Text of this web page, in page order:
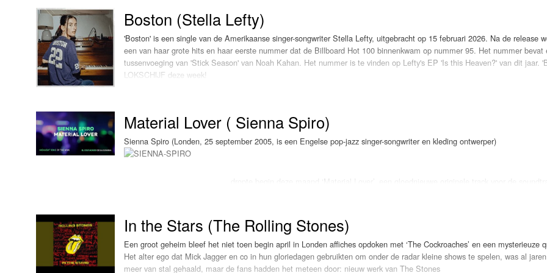
Boston (Stella Lefty)
'Boston' is een single van de Amerikaanse singer-songwriter Stella Lefty, uitgebracht op 15 februari 2026. Na de release
een van haar grote hits en haar eerste nummer dat de Billboard Hot 100 binnenkwam op nummer 95. Het nummer bevat
tussenvoeging van 'Stick Season' van Noah Kahan. Het nummer is te vinden op Lefty's EP 'Is this Heaven?' van dit jaar.
LOKSCHIJF deze week!
Material Lover ( Sienna Spiro)
Sienna Spiro (Londen, 25 september 2005, is een Engelse pop-jazz singer-songwriter en kleding ontwerper)
dropte begin deze maand ‘Material Lover’, een gloednieuwe originele track voor de
de langverwachte opvolger van de film 'The Devil wears Prada'. Ze laat hiermee een verrassend nieuwe kant van haar
horen. Naast haar nummer staan ook Lady Gaga en Doechii op de officiële soundtrack.
De song gaat, zoals Sienna zelf zegt, over echte dingen waarderen in een wereld vol social media, AI en digitale ruis. Het
allereerste bijdrage aan een film en dat is een droom die uitkomt.
In the Stars (The Rolling Stones)
Een groot geheim bleef het niet toen begin april in Londen affiches opdoken met ‘The Cockroaches’ en een mysterieuze
Het alter ego dat Mick Jagger en co in hun gloriedagen gebruikten om onder de radar kleine shows te spelen, was al
meer van stal gehaald, maar de fans hadden het meteen door: nieuw werk van The Stones